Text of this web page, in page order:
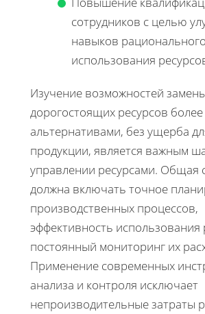
сотрудников с целью
навыков рационального
использования
Изучение возможностей
дорогостоящих ресурсов
альтернативами, без ущерба
продукции, является важным
управлении ресурсами. Общая
должна включать точное
производственных процессов,
эффективность использования
постоянный мониторинг их
Применение современных
анализа и контроля исключает
непроизводительные затраты